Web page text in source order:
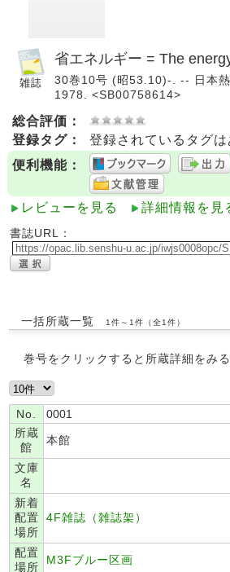
省エネルギー = The
30巻10号 (昭53.10)-. -- 日本熱
1978. <SB00758614>
総合評価：
登録タグ：
登録されているタグ
便利機能：
レビューを見る 詳細情報を見
書誌URL：
一括所蔵一覧 1件～1件（全1件）
巻号をクリックすると所蔵詳細をみ
No.
0001
所蔵
館
本館
文庫
名
新着
配置
場所
4F雑誌（雑誌架）
配置
場所
M3Fブルー区画